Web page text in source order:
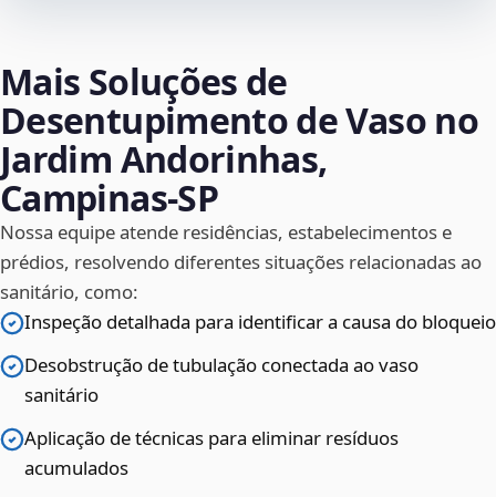
Mais Soluções de
Desentupimento de Vaso no
Jardim Andorinhas,
Campinas‑SP
Nossa equipe atende residências, estabelecimentos e
prédios, resolvendo diferentes situações relacionadas ao
sanitário, como:
Inspeção detalhada para identificar a causa do bloqueio
Desobstrução de tubulação conectada ao vaso
sanitário
Aplicação de técnicas para eliminar resíduos
acumulados